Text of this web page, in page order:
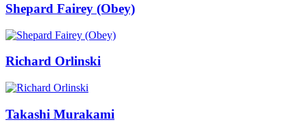
Shepard Fairey (Obey)
Richard Orlinski
Takashi Murakami